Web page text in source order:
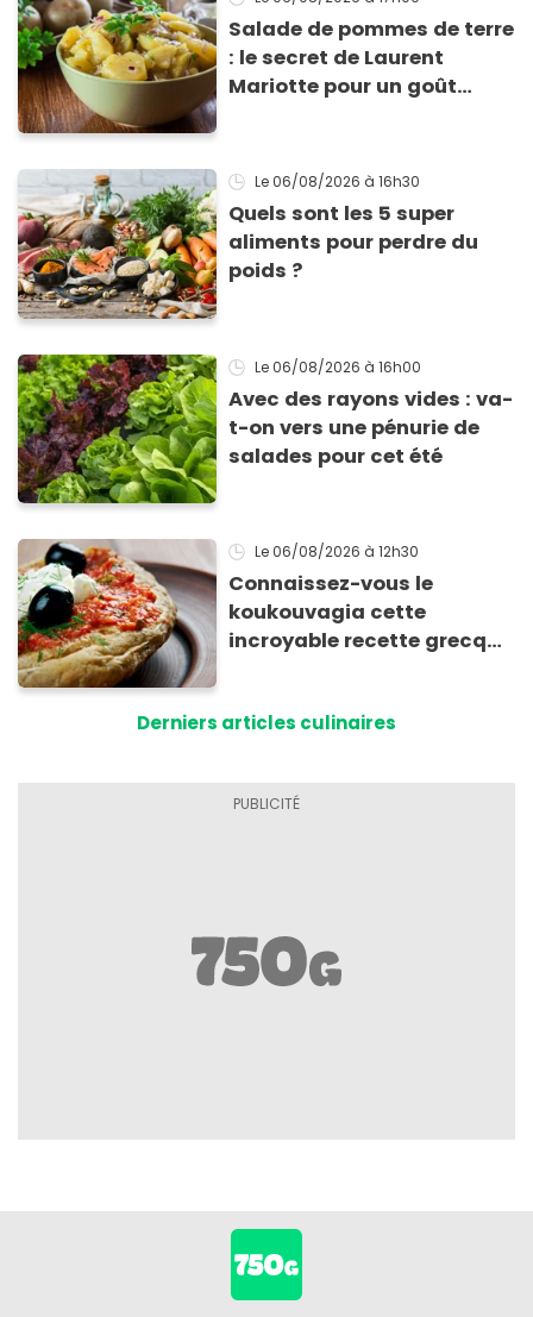
Salade de pommes de terre
: le secret de Laurent
Mariotte pour un goût
Le 06/08/2026 à 16h30
Quels sont les 5 super
aliments pour perdre du
poids ?
Le 06/08/2026 à 16h00
Avec des rayons vides : va-
t-on vers une pénurie de
salades pour cet été
Le 06/08/2026 à 12h30
Connaissez-vous le
koukouvagia cette
incroyable recette grecque
Derniers articles culinaires